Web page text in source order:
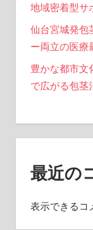
地域密着型サ
仙台宮城発包
ー両立の医療
豊かな都市文
で広がる包茎
最近の
表示できるコ